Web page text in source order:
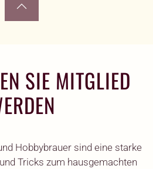
SIE MITGLIED
Hobbybrauer sind eine starke
Tricks zum hausgemachten